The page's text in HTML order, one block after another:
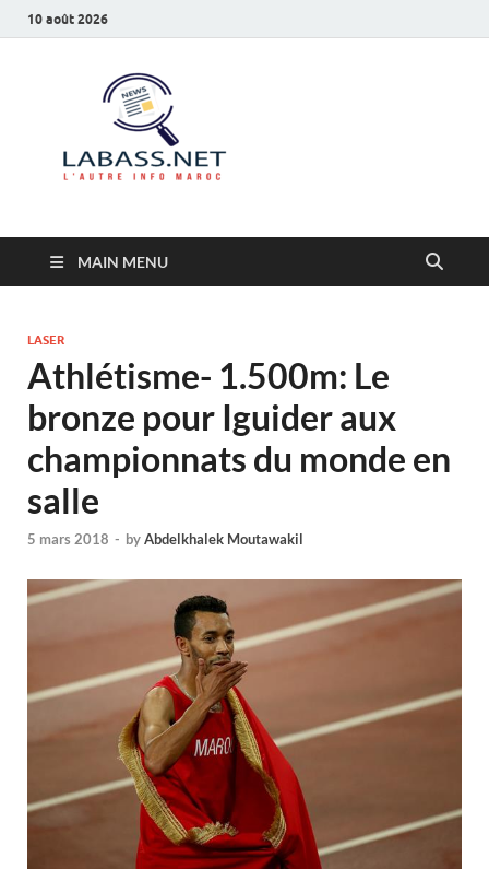
10 août 2026
MAIN MENU
LASER
Athlétisme- 1.500m: Le
bronze pour Iguider aux
championnats du monde en
salle
5 mars 2018 - byAbdelkhalek Moutawakil